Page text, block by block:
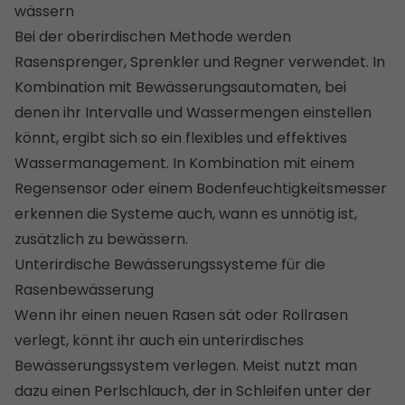
wässern
Bei der oberirdischen Methode werden
Rasensprenger, Sprenkler und Regner verwendet. In
Kombination mit Bewässerungsautomaten, bei
denen ihr Intervalle und Wassermengen einstellen
könnt, ergibt sich so ein flexibles und effektives
Wassermanagement. In Kombination mit einem
Regensensor oder einem Bodenfeuchtigkeitsmesser
erkennen die Systeme auch, wann es unnötig ist,
zusätzlich zu bewässern.
Unterirdische Bewässerungssysteme für die
Rasenbewässerung
Wenn ihr einen neuen Rasen sät oder Rollrasen
verlegt, könnt ihr auch ein unterirdisches
Bewässerungssystem verlegen. Meist nutzt man
dazu einen Perlschlauch, der in Schleifen unter der